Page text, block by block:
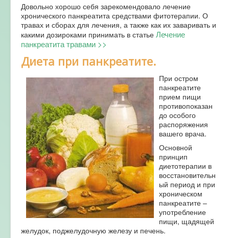
Довольно хорошо себя зарекомендовало лечение
хронического панкреатита средствами фитотерапии. О
травах и сборах для лечения, а также как их заваривать и
какими дозироками принимать в статье Лечение
панкреатита травами >>
Диета при панкреатите.
При остром
панкреатите
прием пищи
противопоказан
до особого
распоряжения
вашего врача.
Основной
принцип
диетотерапии в
восстановительн
ый период и при
хроническом
панкреатите –
употребление
пищи, щадящей
желудок, поджелудочную железу и печень.